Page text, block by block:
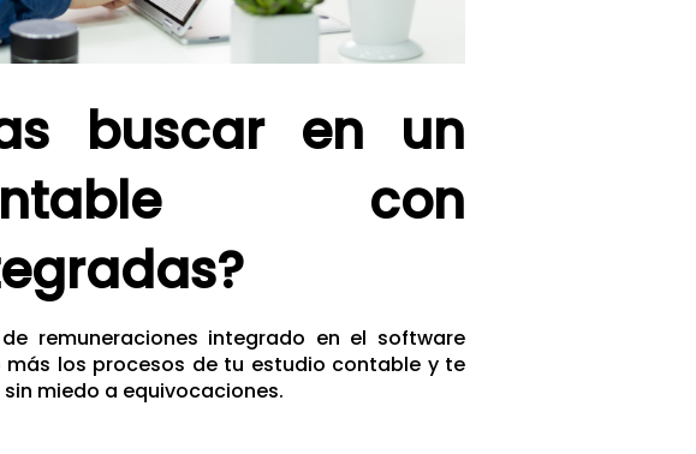
buscar en un
con
remuneraciones integrado en el software
los procesos de tu estudio contable y te
miedo a equivocaciones.